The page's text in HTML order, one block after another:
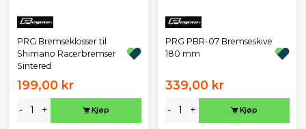
PRG Bremseklosser til
Shimano Racerbremser
Sintered
199,00 kr
- + Kjøp
PRG PBR-07 Bremseskive
180 mm
339,00 kr
- + Kjøp